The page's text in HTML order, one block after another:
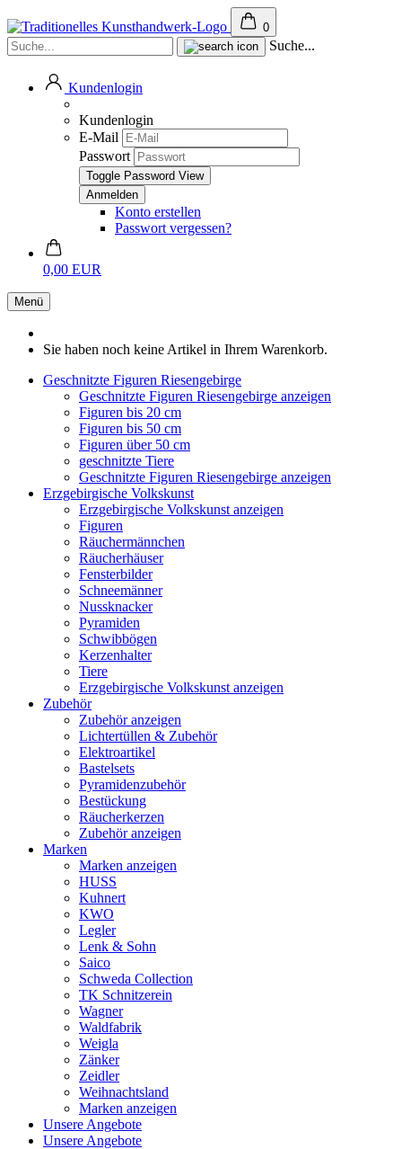
0
Suche...
Kundenlogin
Kundenlogin
E-Mail
Passwort
Toggle Password View
Konto erstellen
Passwort vergessen?
0,00 EUR
Menü
Sie haben noch keine Artikel in Ihrem Warenkorb.
Geschnitzte Figuren Riesengebirge
Geschnitzte Figuren Riesengebirge anzeigen
Figuren bis 20 cm
Figuren bis 50 cm
Figuren über 50 cm
geschnitzte Tiere
Geschnitzte Figuren Riesengebirge anzeigen
Erzgebirgische Volkskunst
Erzgebirgische Volkskunst anzeigen
Figuren
Räuchermännchen
Räucherhäuser
Fensterbilder
Schneemänner
Nussknacker
Pyramiden
Schwibbögen
Kerzenhalter
Tiere
Erzgebirgische Volkskunst anzeigen
Zubehör
Zubehör anzeigen
Lichtertüllen & Zubehör
Elektroartikel
Bastelsets
Pyramidenzubehör
Bestückung
Räucherkerzen
Zubehör anzeigen
Marken
Marken anzeigen
HUSS
Kuhnert
KWO
Legler
Lenk & Sohn
Saico
Schweda Collection
TK Schnitzerein
Wagner
Waldfabrik
Weigla
Zänker
Zeidler
Weihnachtsland
Marken anzeigen
Unsere Angebote
Unsere Angebote